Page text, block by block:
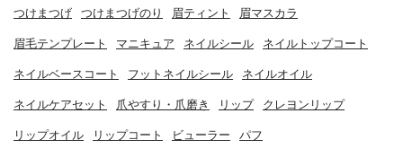
つけまつげ つけまつげのり 眉ティント 眉マスカラ
眉毛テンプレート マニキュア ネイルシール ネイルトップコート
ネイルベースコート フットネイルシール ネイルオイル
ネイルケアセット 爪やすり・爪磨き リップ クレヨンリップ
リップオイル リップコート ビューラー パフ